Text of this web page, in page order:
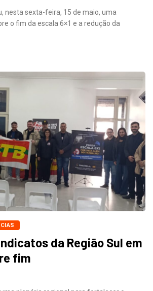
nesta sexta-feira, 15 de maio, uma
o fim da escala 6×1 e a redução da
da Região Sul em
fim